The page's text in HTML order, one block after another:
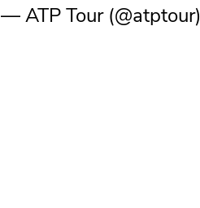
— ATP Tour (@atptour)